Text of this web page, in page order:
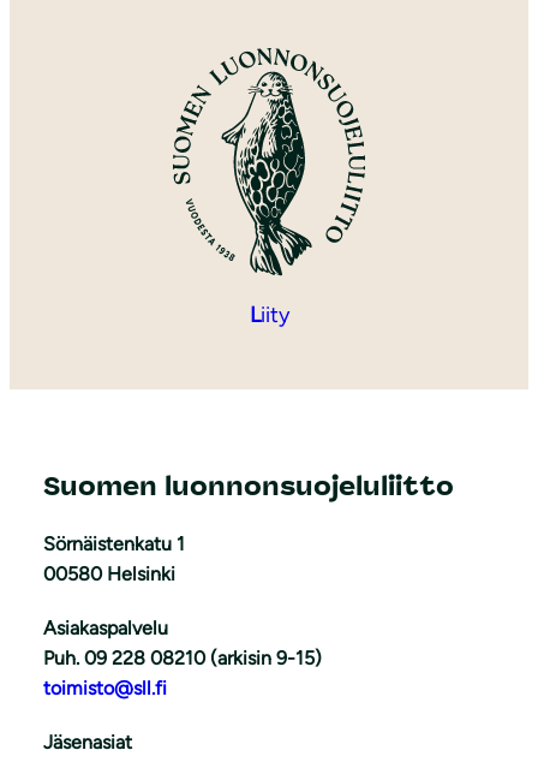
Liity
Suomen luonnonsuojeluliitto
Sörnäistenkatu 1
00580 Helsinki
Asiakaspalvelu
Puh. 09 228 08210 (arkisin 9-15)
toimisto@sll.fi
Jäsenasiat